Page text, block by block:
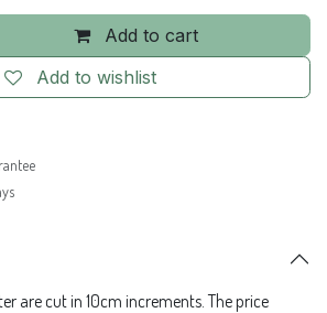
Add to cart
Add to wishlist
are cut in 10cm increments. The price